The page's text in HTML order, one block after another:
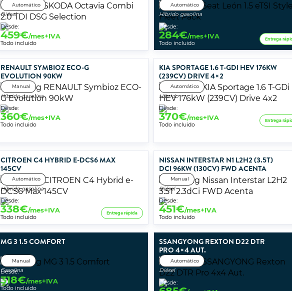
Automático
Diésel
Desde:
459€/mes+IVA
Todo incluido
Automático
Híbrido gasolina
Desde:
284€/mes+IVA
Todo incluido
Entrega
RENAULT SYMBIOZ ECO-G
EVOLUTION 90KW
Manual
Híbrido gasolina
Desde:
360€/mes+IVA
Todo incluido
KIA SPORTAGE 1.6 T-GDI HEV 176KW
(239CV) DRIVE 4×2
Automático
Híbrido
Desde:
370€/mes+IVA
Todo incluido
Entrega
CITROEN C4 HYBRID E-DCS6 MAX
145CV
Automático
Híbrido gasolina
Desde:
338€/mes+IVA
Todo incluido
Entrega rápida
NISSAN INTERSTAR N1 L2H2 (3.5T)
DCI 96KW (130CV) FWD ACENTA
Manual
Diésel
Desde:
451€/mes+IVA
Todo incluido
MG 3 1.5 COMFORT
Manual
Gasolina
Desde:
318€/mes+IVA
Todo incluido
SSANGYONG REXTON D22 DTR
PRO 4×4 AUT.
Automático
Diésel
Desde: